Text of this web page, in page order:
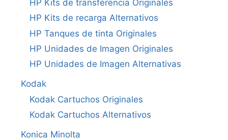
HP Kits de transferencia Originales
HP Kits de recarga Alternativos
HP Tanques de tinta Originales
HP Unidades de Imagen Originales
HP Unidades de Imagen Alternativas
Kodak
Kodak Cartuchos Originales
Kodak Cartuchos Alternativos
Konica Minolta